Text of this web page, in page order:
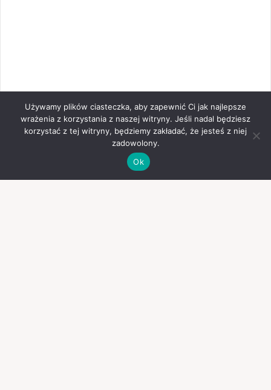
Używamy plików ciasteczka, aby zapewnić Ci jak najlepsze
wrażenia z korzystania z naszej witryny. Jeśli nadal będziesz
korzystać z tej witryny, będziemy zakładać, że jesteś z niej
zadowolony.
Ok